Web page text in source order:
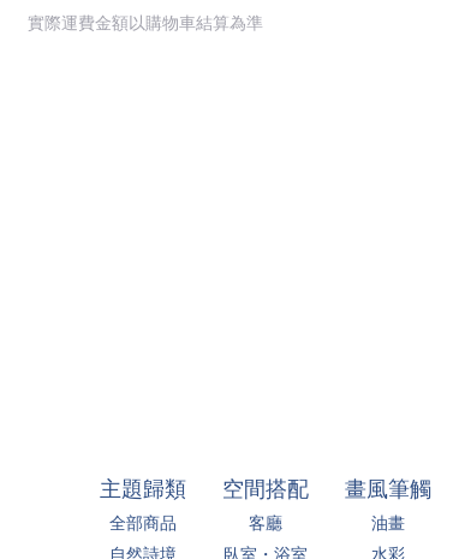
實際運費金額以購物車結算為準
主題歸類
全部商品
自然詩境
空間搭配
客廳
臥室・浴室
畫風筆觸
油畫
水彩